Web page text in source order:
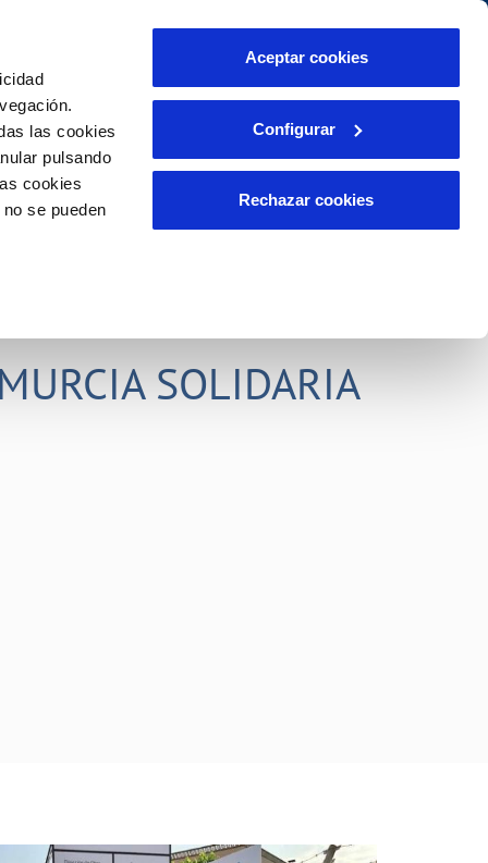
las cookies
pulsando
cookies
se pueden
Aceptar cookies
Configurar
Rechazar cookies
INCIDENCIAS
Comunica anomalías o posibles
PORTAL DE TRANSPARENCIA
Área de clientes
SOLIDARIA